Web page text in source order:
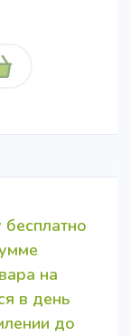
на
в день
до